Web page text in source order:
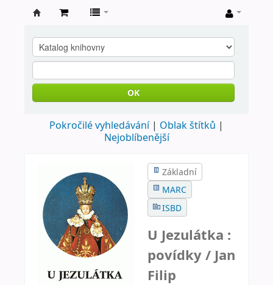
knihovna
Nové
Město
Metují
OK
Pokročilé vyhledávání
Oblak štítků
Nejoblíbenější
Základní
MARC
ISBD
U Jezulátka :
povídky / Jan
Filip